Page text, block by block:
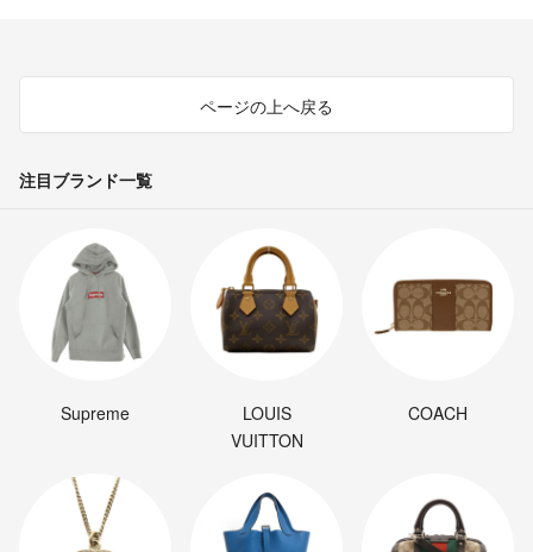
ページの上へ戻る
注目ブランド一覧
Supreme
LOUIS
VUITTON
COACH